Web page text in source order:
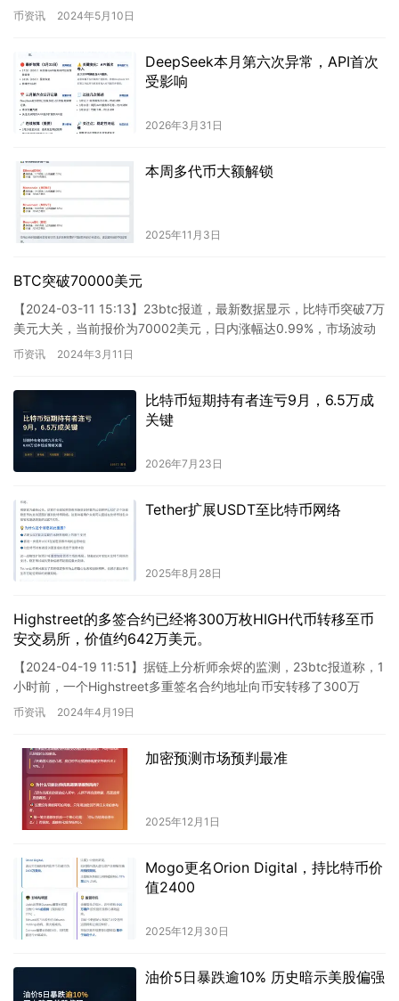
未能确定任何在Kraken上进行或可…
币资讯 2024年5月10日
DeepSeek本月第六次异常，API首次
受影响
2026年3月31日
本周多代币大额解锁
2025年11月3日
BTC突破70000美元
【2024-03-11 15:13】23btc报道，最新数据显示，比特币突破7万
美元大关，当前报价为70002美元，日内涨幅达0.99%，市场波动
较大，请注意风险控制。
币资讯 2024年3月11日
比特币短期持有者连亏9月，6.5万成
关键
2026年7月23日
Tether扩展USDT至比特币网络
2025年8月28日
Highstreet的多签合约已经将300万枚HIGH代币转移至币
安交易所，价值约642万美元。
【2024-04-19 11:51】据链上分析师余烬的监测，23btc报道称，1
小时前，一个Highstreet多重签名合约地址向币安转移了300万
HIGH代币，价值约642万美元…
币资讯 2024年4月19日
加密预测市场预判最准
2025年12月1日
Mogo更名Orion Digital，持比特币价
值2400
2025年12月30日
油价5日暴跌逾10% 历史暗示美股偏强